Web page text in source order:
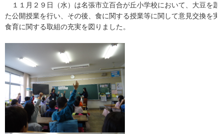
１１月２９日（水）は名張市立百合が丘小学校において、大豆を題
た公開授業を行い、その後、食に関する授業等に関して意見交換を実
食育に関する取組の充実を図りました。